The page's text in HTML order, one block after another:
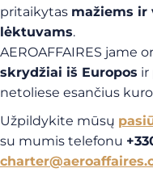
pritaikytas mažiems ir
lėktuvams.
AEROAFFAIRES jame
skrydžiai iš Europos ir
netoliese esančius
Užpildykite mūsų
su mumis telefonu